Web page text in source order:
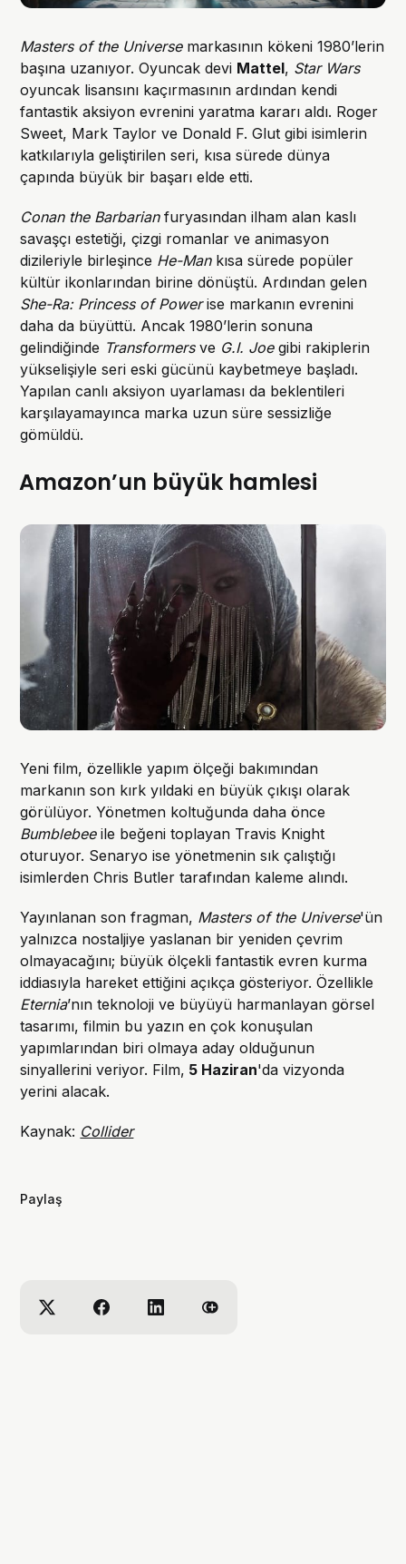
Masters of the Universemarkasının kökeni 1980’lerin
başına uzanıyor. Oyuncak devi Mattel, Star Wars
oyuncak lisansını kaçırmasının ardından kendi
fantastik aksiyon evrenini yaratma kararı aldı. Roger
Sweet, Mark Taylor ve Donald F. Glut gibi isimlerin
katkılarıyla geliştirilen seri, kısa sürede dünya
çapında büyük bir başarı elde etti.
Conan the Barbarianfuryasından ilham alan kaslı
savaşçı estetiği, çizgi romanlar ve animasyon
dizileriyle birleşince He-Mankısa sürede popüler
kültür ikonlarından birine dönüştü. Ardından gelen
She-Ra: Princess of Powerise markanın evrenini
daha da büyüttü. Ancak 1980’lerin sonuna
gelindiğinde Transformersve G.I. Joegibi rakiplerin
yükselişiyle seri eski gücünü kaybetmeye başladı.
Yapılan canlı aksiyon uyarlaması da beklentileri
karşılayamayınca marka uzun süre sessizliğe
gömüldü.
Amazon’un büyük hamlesi
Yeni film, özellikle yapım ölçeği bakımından
markanın son kırk yıldaki en büyük çıkışı olarak
görülüyor. Yönetmen koltuğunda daha önce
Bumblebeeile beğeni toplayan Travis Knight
oturuyor. Senaryo ise yönetmenin sık çalıştığı
isimlerden Chris Butler tarafından kaleme alındı.
Yayınlanan son fragman, Masters of the Universe'ün
yalnızca nostaljiye yaslanan bir yeniden çevrim
olmayacağını; büyük ölçekli fantastik evren kurma
iddiasıyla hareket ettiğini açıkça gösteriyor. Özellikle
Eternia’nın teknoloji ve büyüyü harmanlayan görsel
tasarımı, filmin bu yazın en çok konuşulan
yapımlarından biri olmaya aday olduğunun
sinyallerini veriyor. Film, 5 Haziran'da vizyonda
yerini alacak.
Kaynak: Collider
Paylaş